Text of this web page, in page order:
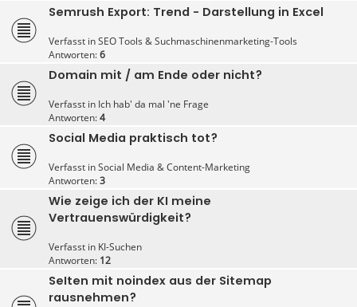
Semrush Export: Trend - Darstellung in Excel
Verfasst inSEO Tools & Suchmaschinenmarketing-Tools
Antworten:6
Domain mit / am Ende oder nicht?
Verfasst in Ich hab' da mal 'ne Frage
Antworten:4
Social Media praktisch tot?
Verfasst inSocial Media & Content-Marketing
Antworten:3
Wie zeige ich der KI meine
Vertrauenswürdigkeit?
Verfasst in KI-Suchen
Antworten: 12
SeIten mit noindex aus der Sitemap
rausnehmen?